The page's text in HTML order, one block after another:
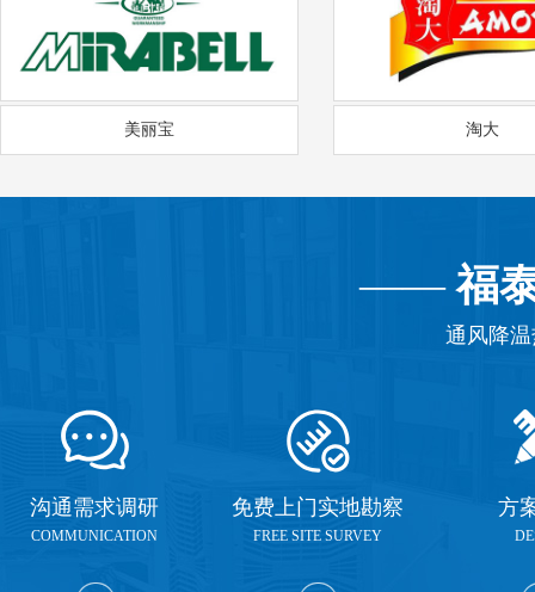
美丽宝 淘大
——福
通风降
沟通需求调研
COMMUNICATION
免费上门实地勘察
FREE SITE SURVEY
方